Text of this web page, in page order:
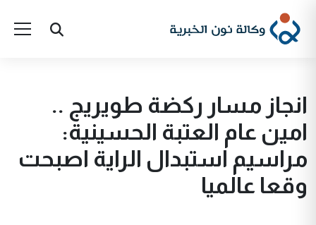
انجاز مسار ركضة طويريج ..
امين عام العتبة الحسينية:
مراسيم استبدال الراية اصبحت
وقعا عالميا